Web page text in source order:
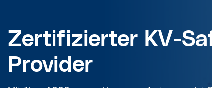
Zertifizierter KV-
Provider